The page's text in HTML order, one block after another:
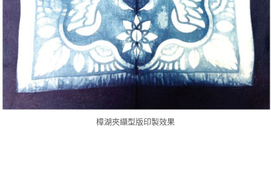
樟湖夾纈型版印製效果